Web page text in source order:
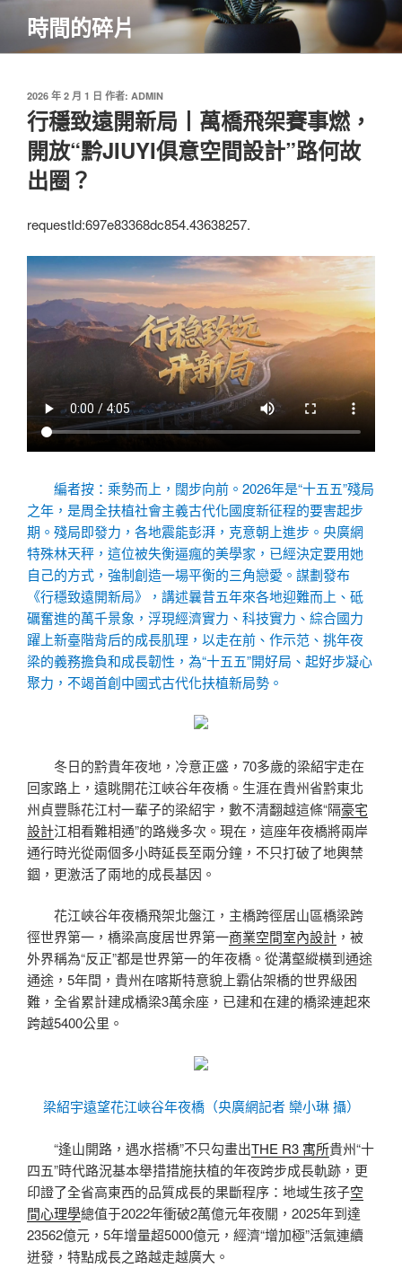
主
時間的碎片
發
佈
於
2026 年 2 月 1 日 作者: ADMIN
行穩致遠開新局丨萬橋飛架賽事燃，
開放“黔JIUYI俱意空間設計”路何故
出圈？
requestId:697e83368dc854.43638257.
編者按：乘勢而上，闊步向前。2026年是“十五五”殘局
之年，是周全扶植社會主義古代化國度新征程的要害起步
期。殘局即發力，各地震能彭湃，克意朝上進步。央廣網
特殊林天秤，這位被失衡逼瘋的美學家，已經決定要用她
自己的方式，強制創造一場平衡的三角戀愛。謀劃發布
《行穩致遠開新局》，講述曩昔五年來各地迎難而上、砥
礪奮進的萬千景象，浮現經濟實力、科技實力、綜合國力
躍上新臺階背后的成長肌理，以走在前、作示范、挑年夜
梁的義務擔負和成長韌性，為“十五五”開好局、起好步凝心
聚力，不竭首創中國式古代化扶植新局勢。
冬日的黔貴年夜地，冷意正盛，70多歲的梁紹宇走在
回家路上，遠眺開花江峽谷年夜橋。生涯在貴州省黔東北
州貞豐縣花江村一輩子的梁紹宇，數不清翻越這條“隔豪宅
設計江相看難相通”的路幾多次。現在，這座年夜橋將兩岸
通行時光從兩個多小時延長至兩分鐘，不只打破了地輿禁
錮，更激活了兩地的成長基因。
花江峽谷年夜橋飛架北盤江，主橋跨徑居山區橋梁跨
徑世界第一，橋梁高度居世界第一商業空間室內設計 ，被
外界稱為“反正”都是世界第一的年夜橋。從溝壑縱橫到通途
通途，5年間，貴州在喀斯特意貌上霸佔架橋的世界級困
難，全省累計建成橋梁3萬余座，已建和在建的橋梁連起來
跨越5400公里。
梁紹宇遠望花江峽谷年夜橋（央廣網記者 欒小琳 攝）
“逢山開路，遇水搭橋”不只勾畫出THE R3 寓所貴州“十
四五”時代路況基本舉措措施扶植的年夜跨步成長軌跡，更
印證了全省高東西的品質成長的果斷程序：地域生孩子空
間心理學總值于2022年衝破2萬億元年夜關，2025年到達
23562億元，5年增量超5000億元，經濟“增加極”活氣連續
迸發，特點成長之路越走越廣大。